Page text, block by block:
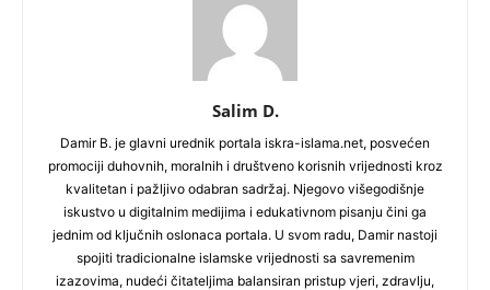
Salim D.
Damir B. je glavni urednik portala iskra-islama.net, posvećen
promociji duhovnih, moralnih i društveno korisnih vrijednosti kroz
kvalitetan i pažljivo odabran sadržaj. Njegovo višegodišnje
iskustvo u digitalnim medijima i edukativnom pisanju čini ga
jednim od ključnih oslonaca portala. U svom radu, Damir nastoji
spojiti tradicionalne islamske vrijednosti sa savremenim
izazovima, nudeći čitateljima balansiran pristup vjeri, zdravlju,